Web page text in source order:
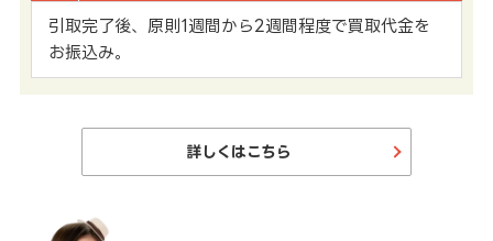
引取完了後、原則1週間から2週間程度で買取代金を
お振込み。
詳しくはこちら